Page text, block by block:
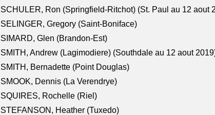
SCHULER, Ron (Springfield-Ritchot) (St. Paul au 12 aout
SELINGER, Gregory (Saint-Boniface)
SIMARD, Glen (Brandon-Est)
SMITH, Andrew (Lagimodiere) (Southdale au 12 aout
SMITH, Bernadette (Point Douglas)
SMOOK, Dennis (La Verendrye)
SQUIRES, Rochelle (Riel)
STEFANSON, Heather (Tuxedo)